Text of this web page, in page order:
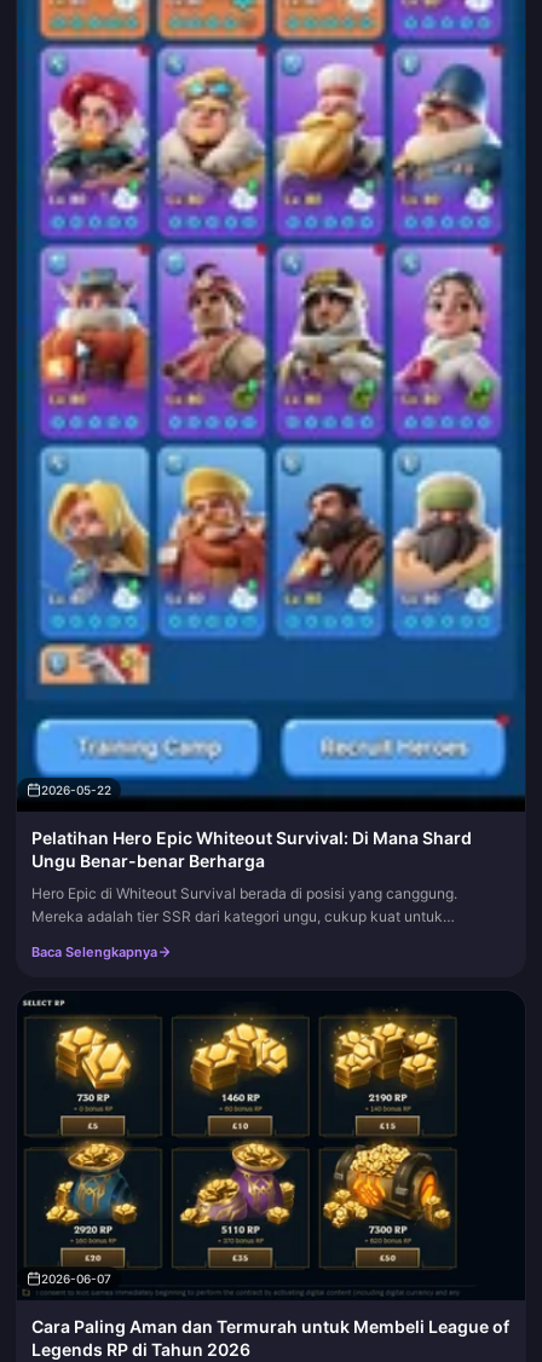
2026-05-22
Pelatihan Hero Epic Whiteout Survival: Di Mana Shard
Ungu Benar-benar Berharga
Hero Epic di Whiteout Survival berada di posisi yang canggung.
Mereka adalah tier SSR dari kategori ungu, cukup kuat untuk
tiba, se...
Baca Selengkapnya
2026-06-07
Cara Paling Aman dan Termurah untuk Membeli League of
Legends RP di Tahun 2026